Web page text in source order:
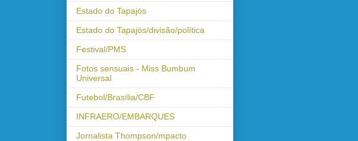
Estado do Tapajós
Estado do Tapajós/divisão/política
Festival/PMS
Fotos sensuais - Miss Bumbum
Universal
Futebol/Brasília/CBF
INFRAERO/EMBARQUES
Jornalista Thompson/mpacto